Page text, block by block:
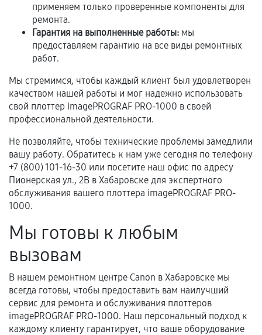
применяем только проверенные компоненты для
ремонта.
Гарантия на выполненные работы: мы
предоставляем гарантию на все виды ремонтных
работ.
Мы стремимся, чтобы каждый клиент был удовлетворен
качеством нашей работы и мог надежно использовать
свой плоттер imagePROGRAF PRO-1000 в своей
профессиональной деятельности.
Не позволяйте, чтобы технические проблемы замедлили
вашу работу. Обратитесь к нам уже сегодня по телефону
+7 (800) 101-16-30 или посетите наш офис по адресу
Пионерская ул., 2В в Хабаровске для экспертного
обслуживания вашего плоттера imagePROGRAF PRO-
1000.
Мы готовы к любым
вызовам
В нашем ремонтном центре Canon в Хабаровске мы
всегда готовы, чтобы предоставить вам наилучший
сервис для ремонта и обслуживания плоттеров
imagePROGRAF PRO-1000. Наш персональный подход к
каждому клиенту гарантирует, что ваше оборудование